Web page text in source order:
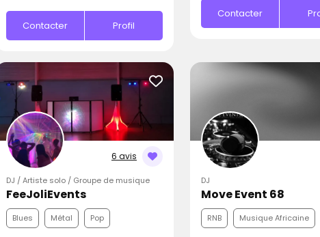
Contacter Profil
Contacter
6 avis
DJ / Artiste solo / Groupe de musique
FeeJoliEvents
Blues Métal Pop
DJ
Move Event 68
RNB Musique Africaine